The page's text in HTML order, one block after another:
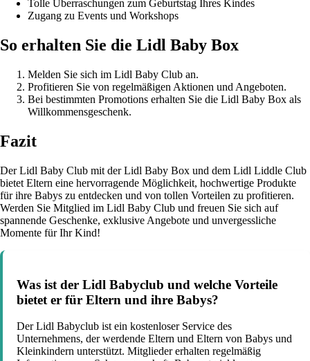
Tolle Überraschungen zum Geburtstag Ihres Kindes
Zugang zu Events und Workshops
So erhalten Sie die Lidl Baby Box
Melden Sie sich im Lidl Baby Club an.
Profitieren Sie von regelmäßigen Aktionen und Angeboten.
Bei bestimmten Promotions erhalten Sie die Lidl Baby Box als
Willkommensgeschenk.
Fazit
Der Lidl Baby Club mit der Lidl Baby Box und dem Lidl Liddle Club
bietet Eltern eine hervorragende Möglichkeit, hochwertige Produkte
für ihre Babys zu entdecken und von tollen Vorteilen zu profitieren.
Werden Sie Mitglied im Lidl Baby Club und freuen Sie sich auf
spannende Geschenke, exklusive Angebote und unvergessliche
Momente für Ihr Kind!
Was ist der Lidl Babyclub und welche Vorteile
bietet er für Eltern und ihre Babys?
Der Lidl Babyclub ist ein kostenloser Service des
Unternehmens, der werdende Eltern und Eltern von Babys und
Kleinkindern unterstützt. Mitglieder erhalten regelmäßig